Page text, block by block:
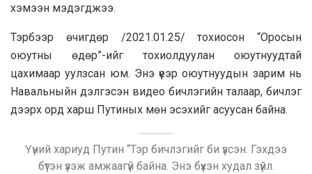
хэмээн мэдэгджээ.
Тэрбээр өчигдөр /2021.01.25/ тохиосон “Оросын
оюутны өдөр”-ийг тохиолдуулан оюутнуудтай
цахимаар уулзсан юм. Энэ үеэр оюутнуудын зарим нь
Навальныйн дэлгэсэн видео бичлэгийн талаар, бичлэг
дээрх орд харш Путиных мөн эсэхийг асуусан байна.
Үүний хариуд Путин “Тэр бичлэгийг би үзсэн. Гэхдээ
бүтэн үзэж амжаагүй байна. Энэ бүхэн худал зүйл.